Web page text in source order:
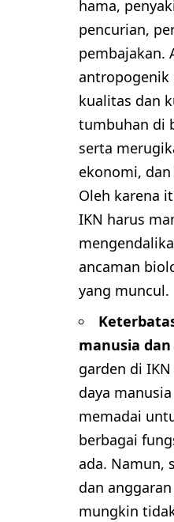
hama,
pencurian,
pembajakan.
antropogenik
kualitas dan
tumbuhan di
serta
ekonomi,
Oleh karena
IKN harus
ancaman
yang muncul.
manusia
garden di
daya
memadai
berbagai
ada. Namun,
dan
mungkin